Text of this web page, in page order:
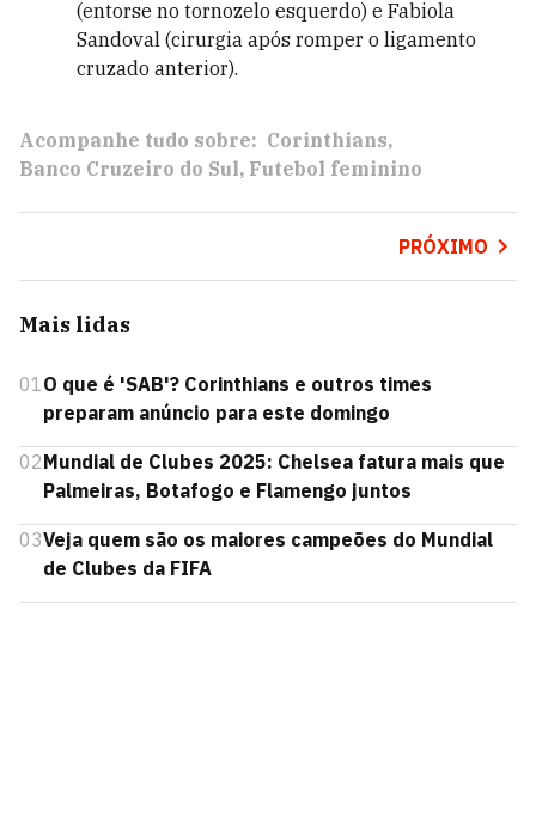
(entorse no tornozelo esquerdo) e Fabiola
Sandoval (cirurgia após romper o ligamento
cruzado anterior).
Acompanhe tudo sobre: Corinthians
Banco Cruzeiro do Sul Futebol feminino
PRÓXIMO
Mais lidas
01O que é 'SAB'? Corinthians e outros times
preparam anúncio para este domingo
02Mundial de Clubes 2025: Chelsea fatura mais que
Palmeiras, Botafogo e Flamengo juntos
03Veja quem são os maiores campeões do Mundial
de Clubes da FIFA